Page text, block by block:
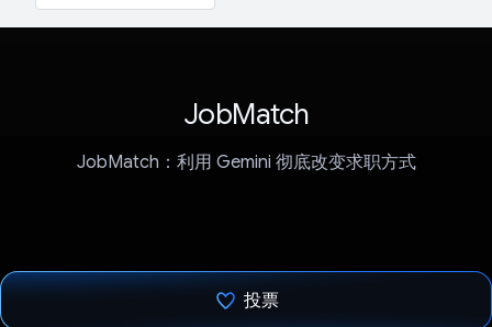
JobMatch
JobMatch：利用 Gemini 彻底改变求职方式
投票